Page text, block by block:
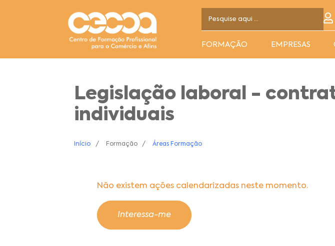
FORMAÇÃO EMPRESAS
Legislação laboral -
individuais
Início Formação Áreas Formação
Não existem ações calendarizadas neste momento.
Interessa-me